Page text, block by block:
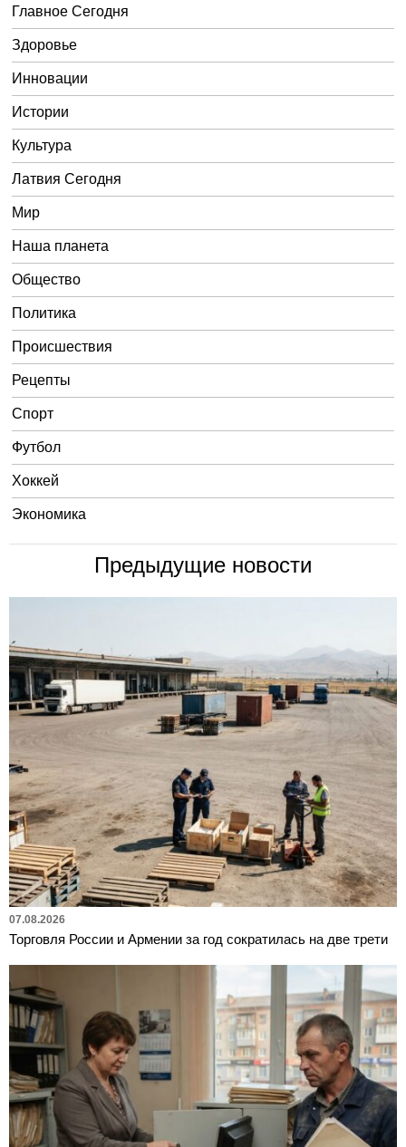
Главное Сегодня
Здоровье
Инновации
Истории
Культура
Латвия Сегодня
Мир
Наша планета
Общество
Политика
Происшествия
Рецепты
Спорт
Футбол
Хоккей
Экономика
Предыдущие новости
07.08.2026
Торговля России и Армении за год сократилась на две трети